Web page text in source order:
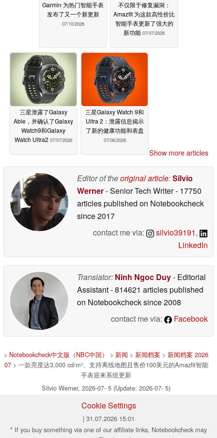
Garmin 为热门智能手表
发布了又一个新更新
07/10/2026
不仅限于修复漏洞：
Amazfit 为这款高性价比
智能手表更新了强大的
新功能 07/07/2026
三星泄露了Galaxy
Able，并确认了Galaxy
Watch9和Galaxy
Watch Ultra2 07/07/2026
三星Galaxy Watch 9和
Ultra 2：泄露信息揭示
了新的健康功能和表盘
07/06/2026
Show more articles
Editor of theoriginal article:Silvio
Werner- Senior Tech Writer- 17750
articles published on Notebookcheck
since 2017
contact me via:
silvio39191,
LinkedIn
Translator: Ninh Ngoc Duy- Editorial
Assistant- 814621 articles published
on Notebookchecksince 2008
contact me via:
Facebook
> Notebookcheck中文版（NBC中国） > 新闻 > 新闻档案 > 新闻档案 2026
07> 一款亮度达3,000 cd/m²、支持离线地图且售价100美元的Amazfit智能
手表迎来系统更新
Silvio Werner, 2026-07- 5 (Update: 2026-07- 5)
Cookie Settings
| 31.07.2026 15:01
* If you buy something via one of our affiliate links, Notebookcheck may